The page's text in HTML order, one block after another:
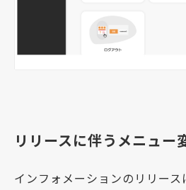
リリースに伴うメニュー
インフォメーションのリリー